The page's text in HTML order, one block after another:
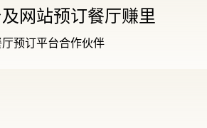
网站预订餐厅赚里
预订平台合作伙伴